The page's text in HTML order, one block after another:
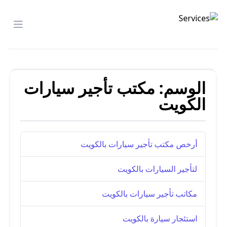
تأجير السيارات
الوسم: مكتب تأجير سيارات
الكويت
أرخص مكتب تأجير سيارات بالكويت
لتأجير السيارات بالكويت
مكاتب تأجير سيارات بالكويت
استئجار سيارة بالكويت